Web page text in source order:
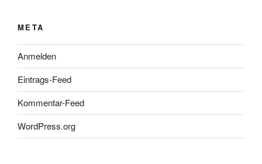
META
Anmelden
Eintrags-Feed
Kommentar-Feed
WordPress.org